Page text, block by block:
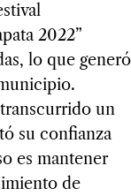
2022”
lo que generó
un
su confianza
es mantener
de